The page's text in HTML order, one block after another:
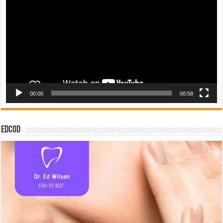
00:00 00:58
EDCOD